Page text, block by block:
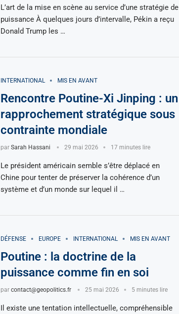
L’art de la mise en scène au service d’une stratégie de
puissance À quelques jours d’intervalle, Pékin a reçu
Donald Trump les …
INTERNATIONAL MIS EN AVANT
Rencontre Poutine-Xi Jinping : un
rapprochement stratégique sous
contrainte mondiale
par Sarah Hassani 29 mai 2026 17 minutes lire
Le président américain semble s’être déplacé en
Chine pour tenter de préserver la cohérence d’un
système et d’un monde sur lequel il …
DÉFENSE EUROPE INTERNATIONAL MIS EN AVANT
Poutine : la doctrine de la
puissance comme fin en soi
par contact@geopolitics.fr 25 mai 2026 5 minutes lire
Il existe une tentation intellectuelle, compréhensible